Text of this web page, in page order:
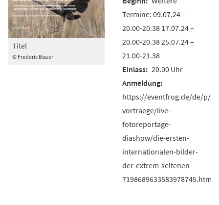
© Frederic Bauer
Titel
Termine: 09.07.24 –
20.00-20.38 17.07.24 –
20.00-20.38 25.07.24 –
21.00-21.38
20.00 Uhr
https://eventfrog.de/de/p/
vortraege/live-
fotoreportage-
diashow/die-ersten-
internationalen-bilder-
der-extrem-seltenen-
7198689633583978745.html